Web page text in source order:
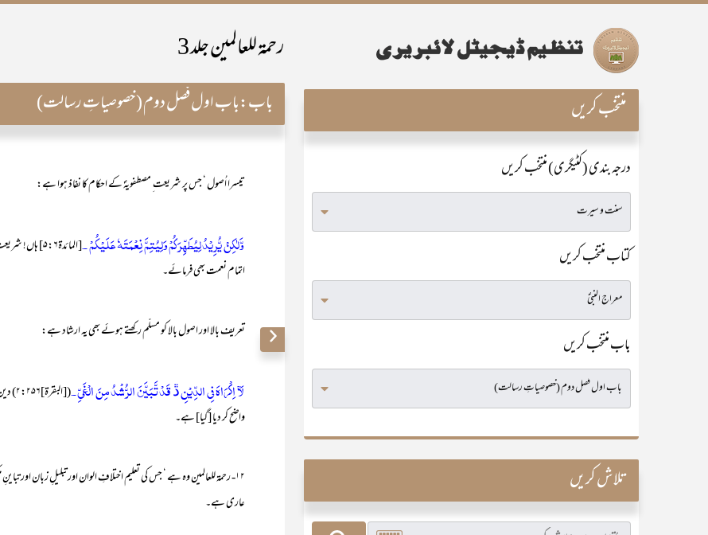
رحمۃ للعالمین جلد 3
باب:باب اول فصل دوم (خصوصیاتِ رسالت)
تیسرا اُصول ‘ جس پر شریعت ِ مصطفویہؐ کے احکام کا نفاذ ہوا ہے:
وَّلٰكِنْ يُّرِيْدُ لِيُطَهِّرَكُمْ وَلِيُتِمَّ نِعْمَتَهٗ عَلَيْكُمْ ۔
[المائدۃ۵:۶]
اتمام نعمت بھی فرمائے۔
تعریف بالا اور اصول بالا کو مسلّم رکھتے ہوئے بھی یہ ارشاد ہے:
لَآ اِكْرَاهَ فِي الدِّيْنِ ڐ قَدْ تَّبَيَّنَ الرُّشْدُ مِنَ الْغَيِّ ۔
واضح کر دیا [گیا] ہے۔
۱۲- رحمۃ للعالمین وہ ہے ‘ جس کی تعلیم اختلافِ الوان اور تبلیلِ زبان
عاری ہے۔
منتخب کریں
درجہ بندی (کٹیگری) منتخب کریں
کتاب منتخب کریں
باب منتخب کریں
تلاش کریں